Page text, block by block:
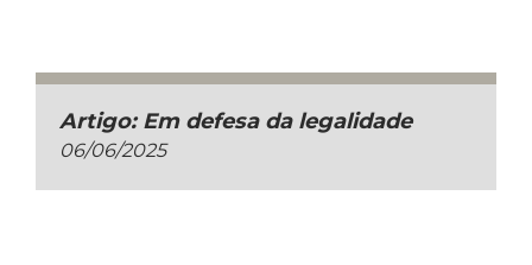
Artigo: Em defesa da legalidade
06/06/2025